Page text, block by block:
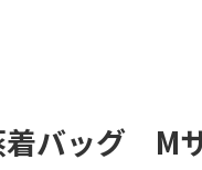
着バッグ M